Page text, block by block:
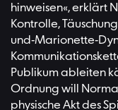
hinweisen«, erklärt
Kontrolle,
und-Marionette-
Publikum ableiten
Ordnung will
physische Akt des